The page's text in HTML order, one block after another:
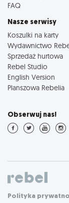
FAQ
Nasze serwisy
Koszulki na karty
Wydawnictwo
Sprzedaż hurtowa
Rebel Studio
English Version
Planszowa Rebelia
Obserwuj nas!
Polityka